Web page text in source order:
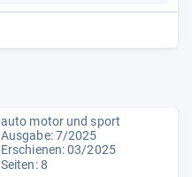
auto motor und sport
Ausgabe: 7/2025
Erschienen: 03/2025
Seiten: 8